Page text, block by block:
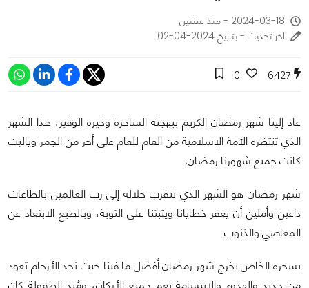
2024-03-18 - منذ سنتين
اخر تحديث - بتاريخ 2024-04-02
6427
0
عاد إلينا شهر رمضان الكريم ببهجته الساحرة وخيره الوفير، هذا الشهر
الذي تنتظره الأمة الإسلامية من العام للعام على أحر من الجمر وياليت
كانت جميع شهورنا رمضان.
شهر رمضان هو الشهر الذي نتقرب خلاله إلى رب العالمين بالطاعات
داعين وأملين أن يغفر خطايانا ويثبتنا على التوبة، وبالطبع الابتعاد عن
المعاصي والذنوب.
بسحره الخاص يخرج شهر رمضان أفضل ما فينا حيث نجد الأرحام تعود